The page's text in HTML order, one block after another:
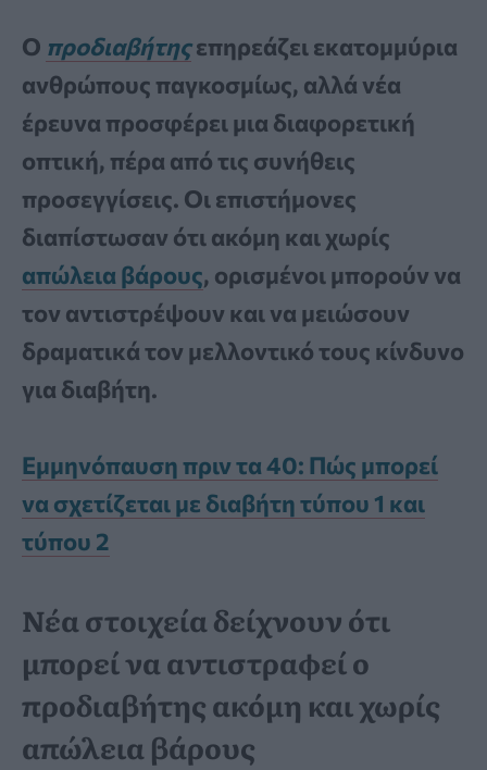
Ο προδιαβήτηςεπηρεάζει εκατομμύρια
ανθρώπους παγκοσμίως, αλλά νέα
έρευνα προσφέρει μια διαφορετική
οπτική, πέρα από τις συνήθεις
προσεγγίσεις. Οι επιστήμονες
διαπίστωσαν ότι ακόμη και χωρίς
απώλεια βάρους, ορισμένοι μπορούν να
τον αντιστρέψουν και να μειώσουν
δραματικά τον μελλοντικό τους κίνδυνο
για διαβήτη.
Εμμηνόπαυση πριν τα 40: Πώς μπορεί
να σχετίζεται με διαβήτη τύπου 1 και
τύπου 2
Νέα στοιχεία δείχνουν ότι
μπορεί να αντιστραφεί ο
προδιαβήτης ακόμη και χωρίς
απώλεια βάρους